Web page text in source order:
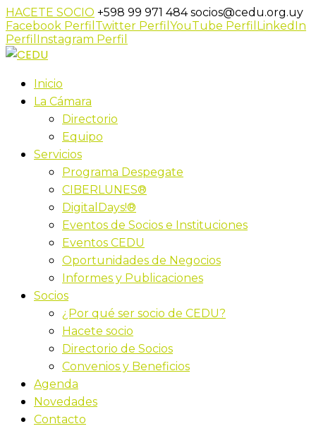
HACETE SOCIO +598 99 971 484socios@cedu.org.uy
Facebook Perfil Twitter Perfil YouTube Perfil LinkedIn
Perfil Instagram Perfil
Inicio
La Cámara
Directorio
Equipo
Servicios
Programa Despegate
CIBERLUNES®
DigitalDays!®
Eventos de Socios e Instituciones
Eventos CEDU
Oportunidades de Negocios
Informes y Publicaciones
Socios
¿Por qué ser socio de CEDU?
Hacete socio
Directorio de Socios
Convenios y Beneficios
Agenda
Novedades
Contacto